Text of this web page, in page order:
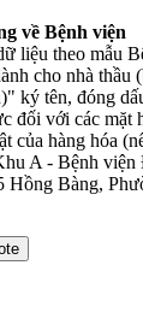
về Bệnh viện
liệu theo mẫu
cho nhà thầu
ký tên, đóng
đối với các mặt
của hàng hóa
A - Bệnh
Hồng Bàng,